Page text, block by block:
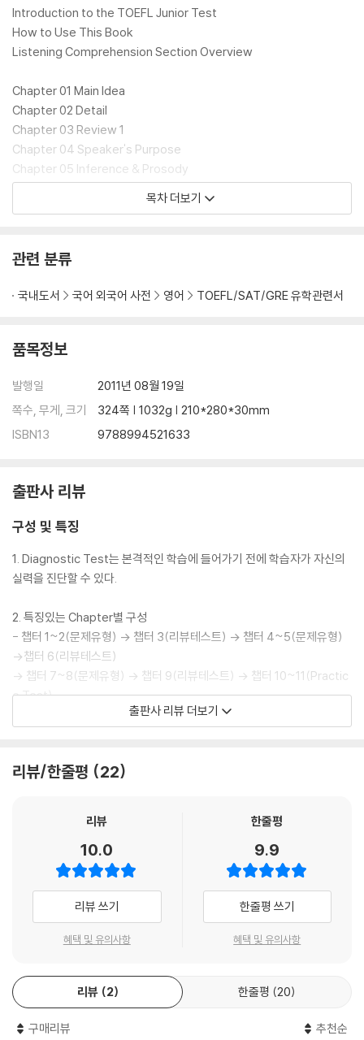
Introduction to the TOEFL Junior Test
How to Use This Book
Listening Comprehension Section Overview
Chapter 01 Main Idea
Chapter 02 Detail
Chapter 03 Review 1
Chapter 04 Speaker's Purpose
Chapter 05 Inference & Prosody
Chapter 06 Review 2
Chapter 10 Practice Test 1
목차 더보기
관련 분류
국내도서 국어 외국어 사전 영어 TOEFL/SAT/GRE 유학관련서
품목정보
발행일
2011년 08월 19일
쪽수, 무게, 크기
324쪽 | 1032g | 210*280*30mm
ISBN13
9788994521633
출판사 리뷰
구성 및 특징
1. Diagnostic Test는 본격적인 학습에 들어가기 전에 학습자가 자신의
실력을 진단할 수 있다.
2. 특징있는 Chapter별 구성
- 챕터 1~2(문제유형) → 챕터 3(리뷰테스트) → 챕터 4~5(문제유형)
→챕터 6(리뷰테스트)
→ 챕터 7~8(문제유형) → 챕터 9(리뷰테스트) → 챕터 10~11(Practic
e Test)
3. Achievement Test는 실제 TOEFL Junior 시험과 동일한 형식으로
의미 뿐만 아니라, 청크 속에서의 그 쓰임새까지 암기하도록 구성되어 있
5. 정답 및 해설에서는 Diagnostic Test, Practice Sets와 Achievem
ent Test, Vocabulary Practice의 지문 번역과 정답이 수록되어 있다.
또한 ETS의 문제 출제 기준에 입각한 깊이 있고 다양한 풀이 접근 방법은
크를 정리해 놓고 반복적으로 학습하고 암기할 수 있다.
출판사 리뷰 더보기
리뷰/한줄평 22
리뷰
10.0
리뷰 쓰기
혜택 및 유의사항
한줄평
9.9
한줄평 쓰기
혜택 및 유의사항
리뷰 2 한줄평 20
구매리뷰 추천순